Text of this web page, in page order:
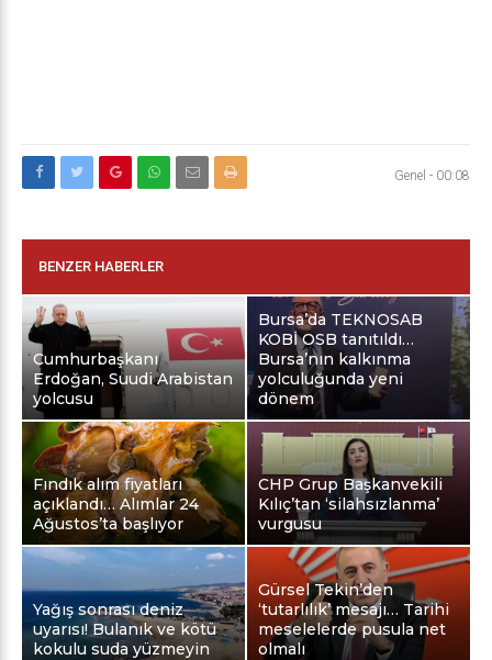
Genel - 00:08
BENZER HABERLER
Cumhurbaşkanı
Erdoğan, Suudi Arabistan
yolcusu
Bursa’da TEKNOSAB
KOBİ OSB tanıtıldı…
Bursa’nın kalkınma
yolculuğunda yeni
dönem
Fındık alım fiyatları
açıklandı… Alımlar 24
Ağustos’ta başlıyor
CHP Grup Başkanvekili
Kılıç’tan ‘silahsızlanma’
vurgusu
Yağış sonrası deniz
uyarısı! Bulanık ve kötü
kokulu suda yüzmeyin
Gürsel Tekin’den
‘tutarlılık’ mesajı… Tarihi
meselelerde pusula net
olmalı